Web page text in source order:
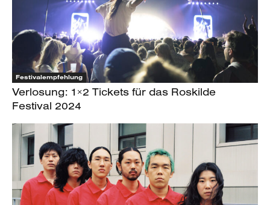
Festivalempfehlung
Verlosung: 1×2 Tickets für das Roskilde
Festival 2024